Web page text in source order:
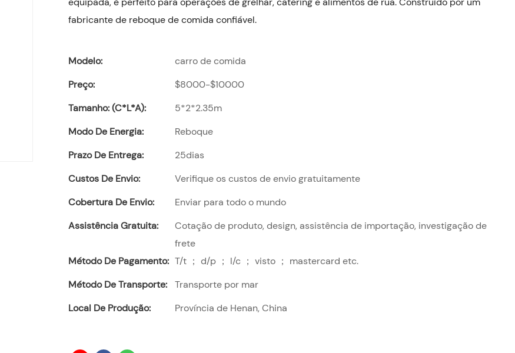
fabricante de reboque de comida confiável.
Modelo:
carro de comida
Preço:
$8000-$10000
Tamanho: (C*L*A):
5*2*2.35m
Modo De Energia:
Reboque
Prazo De Entrega:
25dias
Custos De Envio:
Verifique os custos de envio gratuitamente
Cobertura De Envio:
Enviar para todo o mundo
Assistência Gratuita:
Cotação de produto, design, assistência de importação, investigação de
frete
Método De Pagamento: T/t ； d/p ； l/c ； visto ； mastercard etc.
Método De Transporte:
Transporte por mar
Local De Produção:
Província de Henan, China